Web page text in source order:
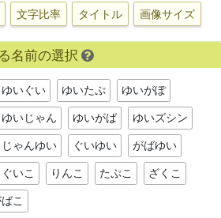
文字比率 タイトル 画像サイズ
名前の選択
ゆいぐい ゆいたぷ ゆいがぽ
ゆいじゃん ゆいがば ゆいズシン
じゃんゆい ぐいゆい がばゆい
ぐいこ りんこ たぷこ ざくこ
こ